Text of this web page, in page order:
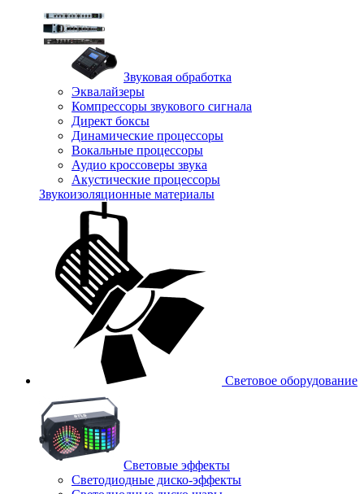
Звуковая обработка
Эквалайзеры
Компрессоры звукового сигнала
Директ боксы
Динамические процессоры
Вокальные процессоры
Аудио кроссоверы звука
Акустические процессоры
Звукоизоляционные материалы
Световое оборудование
Световые эффекты
Светодиодные диско-эффекты